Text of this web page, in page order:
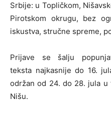
Srbije: u Topličkom,
Pirotskom okrugu, bez
iskustva, stručne spreme,
Prijave se šalju
teksta najkasnije do 16.
održan od 24. do 28. jula
Nišu.